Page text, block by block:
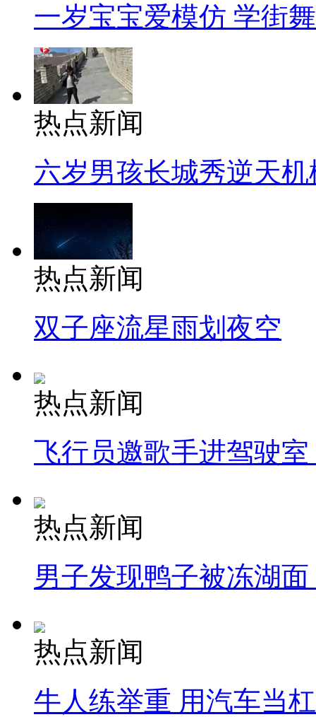
一岁宝宝爱模仿 学街
热点新闻
六岁男孩长城秀逆天机
热点新闻
双子座流星雨划夜空
热点新闻
飞行员邀歌手进驾驶
热点新闻
男子发现鸭子被冻湖
热点新闻
牛人练举重 用汽车当